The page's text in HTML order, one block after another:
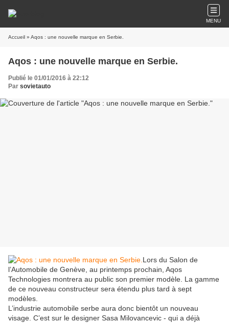
MENU
Accueil » Aqos : une nouvelle marque en Serbie.
Aqos : une nouvelle marque en Serbie.
Publié le 01/01/2016 à 22:12
Par sovietauto
Lors du Salon de
l’Automobile de Genève, au printemps prochain, Aqos
Technologies montrera au public son premier modèle. La gamme
de ce nouveau constructeur sera étendu plus tard à sept
modèles.
L’industrie automobile serbe aura donc bientôt un nouveau
visage. C’est sur le designer Sasa Milovancevic - qui a déjà